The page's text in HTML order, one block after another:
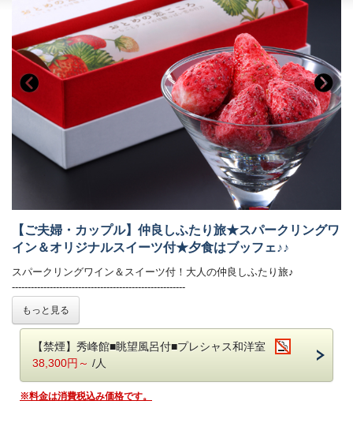
・秀峰館13階に空中庭園露天風呂がございます。
・大浴場は秀峰館 八番館それぞれにございます。
・大浴場では美容ブランド「ReFa（リファ）」のシャワーヘッドとド
ライヤーをご利用いただけます。
・大浴場にはシャンプーバーをご用意しております。
・振れば願いが叶う打ち出の小槌をテーマにした4種の貸切風呂がござ
います。
■客室
詳しくはお部屋詳細をご確認ください。
2．メッセージカード作成サービス（お一組に1枚）
3. 栃木のお酒「愛米魅 I MY ME（アイマイミー）」金の純米酒
（200ml）（大人の方のみ、お一人様1本）
※チェックイン前にお部屋の冷蔵庫にご用意いたします。
※お食事会場へのお持ち込みはご遠慮ください。
4. 【公式HP限定特典】あさや小槌金つばプレゼント（お一組に1箱）
■お食事
夕食：ブッフェ（バイキング） 朝食：ブッフェ（バイキング）
夕食ブッフェでは和洋中100種のメニュー（100品）をご用意しており
オープンキッチンでは揚げたての天ぷらや焼きたてのステーキ、
オーダー式のパスタなどがご好評いただいております。
新鮮野菜が並ぶサラダコーナーやショーケースの中で輝く前菜、
目にも美しいデザートコーナーは女性のお客様に大好評です。
朝食ブッフェは和洋60種。ごはん・パンどちらもご用意しております。
焼き立てのフレンチトースト、お好みの具材を選べるトッピングオムレ
ツが人気。
オリジナルの「あさや特製和牛カレー」も。
【お食事時間について】
ご夕食時間は、当日チェックイン時にご案内いたします。
予めご了承ください。（最終入場：20時 会場は21時CLOSE）
※お食事時間は90分目安でお願いしております。
【ご夫婦・カップル】仲良しふたり旅★スパークリングワ
イン＆オリジナルスイーツ付★夕食はブッフェ♪♪
スパークリングワイン＆スイーツ付！大人の仲良しふたり旅♪
-------------------------------------------------------
とめの恋ごころ」と夕食時スパークリングワインをご用意！
贅沢ふたり旅をお楽しみください♪
◆特典◆
2．あさやオリジナルスイーツ「おとめの恋ごころ」（お一部屋に1箱）
もっと見る
【禁煙】秀峰館■眺望風呂付■プレシャス和洋室
38,300円～ /人
※料金は消費税込み価格です。